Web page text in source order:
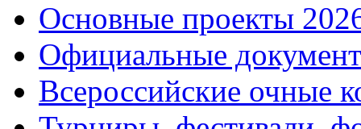
Основные проекты
Официальные
Всероссийские очные